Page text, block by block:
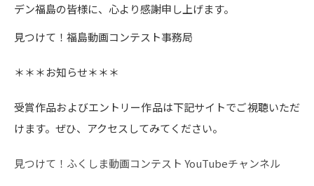
デン福島の皆様に、心より感謝申し上げます。
見つけて！福島動画コンテスト事務局
＊＊＊お知らせ＊＊＊
受賞作品およびエントリー作品は下記サイトでご視聴いただ
けます。ぜひ、アクセスしてみてください。
見つけて！ふくしま動画コンテスト YouTubeチャンネル